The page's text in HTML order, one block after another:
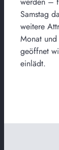
Samstag
weitere
Monat
geöffnet
einlädt.